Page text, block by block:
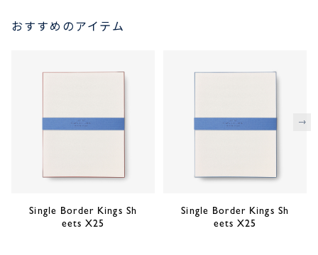
おすすめのアイテム
Single Border Kings Sh
eets X25
Single Border Kings Sh
eets X25
次